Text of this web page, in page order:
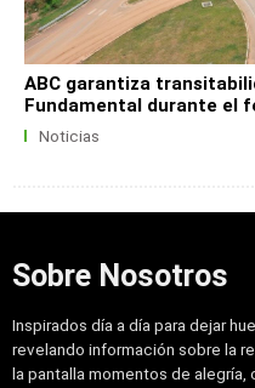
ABC garantiza
Fundamental durante el
Noticias
Sobre Nosotros
Inspirados día a día para dejar
revelando información sobre la
la pantalla momentos de